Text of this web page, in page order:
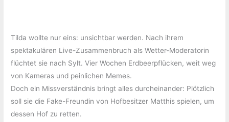
Tilda wollte nur eins: unsichtbar werden. Nach ihrem
spektakulären Live-Zusammenbruch als Wetter-Moderatorin
flüchtet sie nach Sylt. Vier Wochen Erdbeerpflücken, weit weg
von Kameras und peinlichen Memes.
Doch ein Missverständnis bringt alles durcheinander: Plötzlich
soll sie die Fake-Freundin von Hofbesitzer Matthis spielen, um
dessen Hof zu retten.